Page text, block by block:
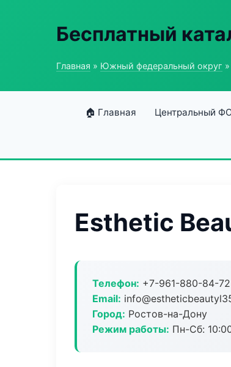
Бесплатный
Главная » Южный федеральный округ
🏠 Главная Центральный
Esthetic
Телефон: +7-961-880-84-72
Email:
Город: Ростов-на-Дону
Режим работы: Пн-Сб: